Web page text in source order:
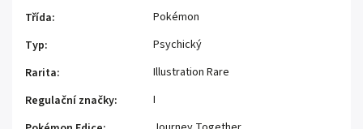
Třída:
Pokémon
Typ:
Psychický
Rarita:
Illustration Rare
Regulační značky:
I